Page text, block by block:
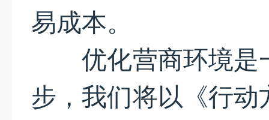
易成本。
优化营商环境是
步，我们将以《行